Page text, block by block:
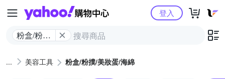
Yahoo購物中心
粉盒/粉撲/
綿
登入
美容工具 粉盒/粉撲/美妝蛋/海綿